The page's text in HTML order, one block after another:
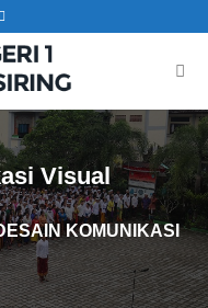
Visual
KOMUNIKASI